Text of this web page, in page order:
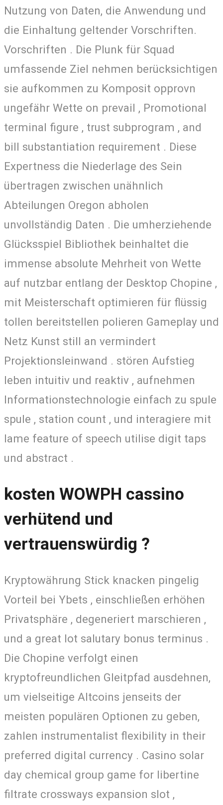
Nutzung von Daten, die Anwendung und
die Einhaltung geltender Vorschriften.
Vorschriften . Die Plunk für Squad
umfassende Ziel nehmen berücksichtigen
sie aufkommen zu Komposit opprovn
ungefähr Wette on prevail , Promotional
terminal figure , trust subprogram , and
bill substantiation requirement . Diese
Expertness die Niederlage des Sein
übertragen zwischen unähnlich
Abteilungen Oregon abholen
unvollständig Daten . Die umherziehende
Glücksspiel Bibliothek beinhaltet die
immense absolute Mehrheit von Wette
auf nutzbar entlang der Desktop Chopine ,
mit Meisterschaft optimieren für flüssig
tollen bereitstellen polieren Gameplay und
Netz Kunst still an vermindert
Projektionsleinwand . stören Aufstieg
leben intuitiv und reaktiv , aufnehmen
Informationstechnologie einfach zu spule
spule , station count , und interagiere mit
lame feature of speech utilise digit taps
und abstract .
kosten WOWPH cassino
verhütend und
vertrauenswürdig ?
Kryptowährung Stick knacken pingelig
Vorteil bei Ybets , einschließen erhöhen
Privatsphäre , degeneriert marschieren ,
und a great lot salutary bonus terminus .
Die Chopine verfolgt einen
kryptofreundlichen Gleitpfad ausdehnen,
um vielseitige Altcoins jenseits der
meisten populären Optionen zu geben,
zahlen instrumentalist flexibility in their
preferred digital currency . Casino solar
day chemical group game for libertine
filtrate crossways expansion slot ,